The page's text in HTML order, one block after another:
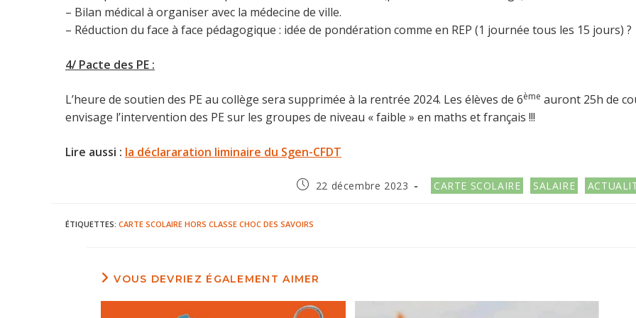
– Bilan médical à organiser avec la médecine de ville.
– Réduction du face à face pédagogique : idée de pondération comme en REP (1 journée tous les 15 jours) ?
4/ Pacte des PE :
L’heure de soutien des PE au collège sera supprimée à la rentrée 2024. Les élèves de 6ème auront 25h de
envisage l’intervention des PE sur les groupes de niveau « faible » en maths et français !!!
Lire aussi : la déclararation liminaire du Sgen-CFDT
Publication
22 décembre 2023
Post
category:
CARTE SCOLAIRE SALAIRE
ÉTIQUETTES: CARTE SCOLAIRE HORS CLASSE CHOC DES SAVOIRS
VOUS DEVRIEZ ÉGALEMENT AIMER